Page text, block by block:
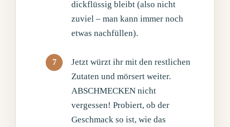
dickflüssig bleibt (also nicht
zuviel – man kann immer noch
etwas nachfüllen).
Jetzt würzt ihr mit den restlichen
Zutaten und mörsert weiter.
ABSCHMECKEN nicht
vergessen! Probiert, ob der
Geschmack so ist, wie das